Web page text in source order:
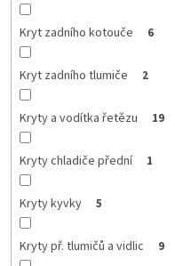
Kryt zadního kotouče 6
Kryt zadního tlumiče 2
Kryty a vodítka řetězu 19
Kryty chladiče přední 1
Kryty kyvky 5
Kryty př. tlumičů a vidlic 9